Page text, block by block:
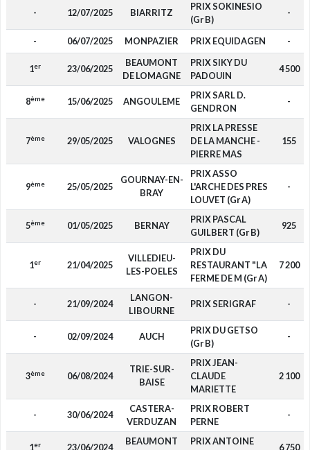
- 12/07/2025 BIARRITZ
PRIX SOKINESIO
(Gr B)
-
- 06/07/2025 MONPAZIER PRIX EQUIDAGEN -
1er 23/06/2025
BEAUMONT
DE LOMAGNE
PRIX SIKY DU
PADOUIN
4 500
8ème 15/06/2025 ANGOULEME
PRIX SARL D.
GENDRON
-
7ème 29/05/2025 VALOGNES
PRIX LA PRESSE
DE LA MANCHE -
PIERRE MAS
155
9ème 25/05/2025
GOURNAY-EN-
BRAY
PRIX ASSO
L'ARCHE DES PRES
LOUVET (Gr A)
-
5ème 01/05/2025 BERNAY
PRIX PASCAL
GUILBERT (Gr B)
925
1er 21/04/2025
VILLEDIEU-
LES-POELES
PRIX DU
RESTAURANT "LA
FERME DE M (Gr A)
7 200
- 21/09/2024
LANGON-
LIBOURNE
PRIX SERIGRAF -
- 02/09/2024 AUCH
PRIX DU GETSO
(Gr B)
-
3ème 06/08/2024
TRIE-SUR-
BAISE
PRIX JEAN-
CLAUDE
MARIETTE
2 100
- 30/06/2024
CASTERA-
VERDUZAN
PRIX ROBERT
PERNE
-
1er 23/06/2024
BEAUMONT
PRIX ANTOINE
6 750